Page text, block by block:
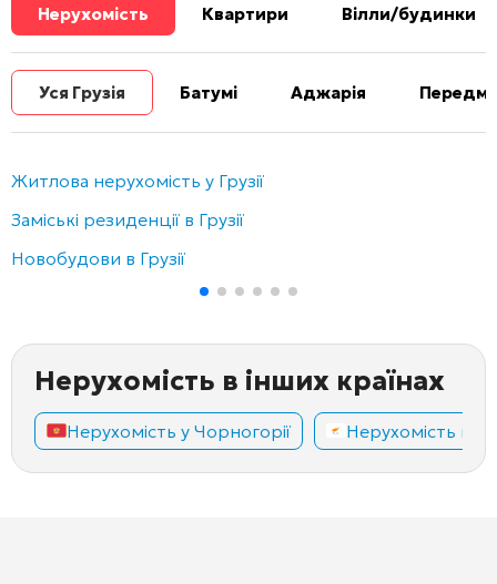
Нерухомість Квартири Вілли/будинки
Уся Грузія Батумі Аджарія
Житлова нерухомість у Грузії
Заміські резиденції в Грузії
Новобудови в Грузії
Нерухомість в інших країнах
Нерухомість у Чорногорії Нерухомість на